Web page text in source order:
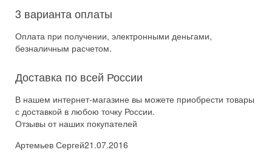
3 варианта оплаты
Оплата при получении, электронными деньгами,
безналичным расчетом.
Доставка по всей России
В нашем интернет-магазине вы можете приобрести товары
с доставкой в любою точку России.
Отзывы от наших покупателей
Артемьев Сергей21.07.2016